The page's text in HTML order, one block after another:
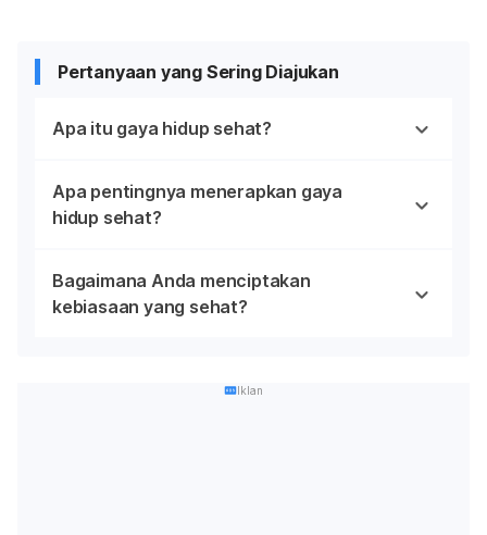
Pertanyaan yang Sering Diajukan
Apa itu gaya hidup sehat?
Apa pentingnya menerapkan gaya
hidup sehat?
Bagaimana Anda menciptakan
kebiasaan yang sehat?
Iklan